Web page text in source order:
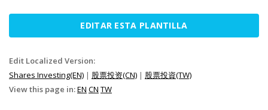
EDITAR ESTA PLANTILLA
Edit Localized Version:
Shares Investing(EN) | 股票投资(CN) | 股票投資(TW)
View this page in:EN CN TW